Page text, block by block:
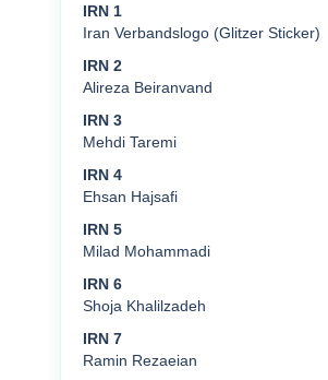
IRN 1
Iran Verbandslogo (Glitzer Sticker)
IRN 2
Alireza Beiranvand
IRN 3
Mehdi Taremi
IRN 4
Ehsan Hajsafi
IRN 5
Milad Mohammadi
IRN 6
Shoja Khalilzadeh
IRN 7
Ramin Rezaeian